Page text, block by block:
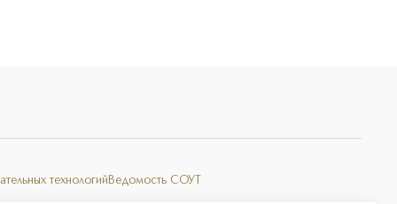
технологий Ведомость СОУТ